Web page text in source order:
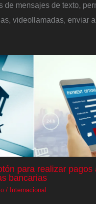
de mensajes de texto,
videollamadas, enviar
para realizar pagos
bancarias
/ Internacional